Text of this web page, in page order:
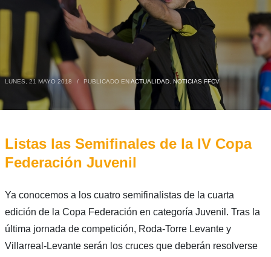
LUNES, 21 MAYO 2018 / PUBLICADO ENACTUALIDAD, NOTICIAS FFCV
Listas las Semifinales de la IV Copa
Federación Juvenil
Ya conocemos a los cuatro semifinalistas de la cuarta
edición de la Copa Federación en categoría Juvenil. Tras la
última jornada de competición, Roda-Torre Levante y
Villarreal-Levante serán los cruces que deberán resolverse